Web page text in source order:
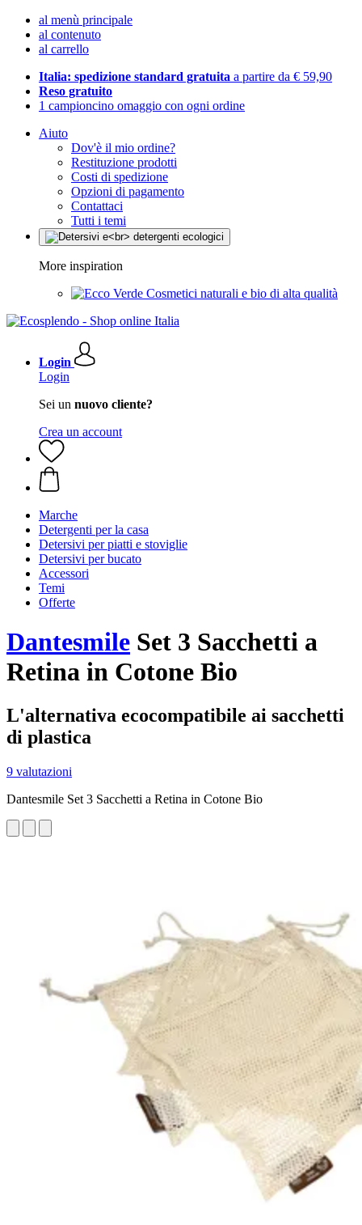
al menù principale
al contenuto
al carrello
Italia: spedizione standard gratuita a partire da € 59,90
Reso gratuito
1 campioncino omaggio con ogni ordine
Aiuto
Dov'è il mio ordine?
Restituzione prodotti
Costi di spedizione
Opzioni di pagamento
Contattaci
Tutti i temi
More inspiration
Cosmetici naturali e bio di alta qualità
Login
Login
Sei un nuovo cliente?
Crea un account
Marche
Detergenti per la casa
Detersivi per piatti e stoviglie
Detersivi per bucato
Accessori
Temi
Offerte
Dantesmile Set 3 Sacchetti a
Retina in Cotone Bio
L'alternativa ecocompatibile ai sacchetti
di plastica
9 valutazioni
Dantesmile Set 3 Sacchetti a Retina in Cotone Bio